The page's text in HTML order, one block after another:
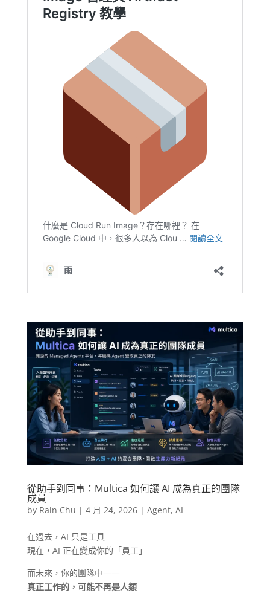
從助手到同事：Multica 如何讓 AI 成為真正的團隊
成員
by Rain Chu | 4 月 24, 2026| Agent, AI
在過去，AI 只是工具
現在，AI 正在變成你的「員工」
而未來，你的團隊中——
真正工作的，可能不再是人類